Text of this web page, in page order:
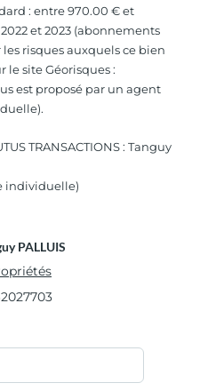
: entre 970.00 € et
et 2023 (abonnements
risques auxquels ce bien
le site Géorisques :
est proposé par un agent
TRANSACTIONS : Tanguy
individuelle)
PALLUIS